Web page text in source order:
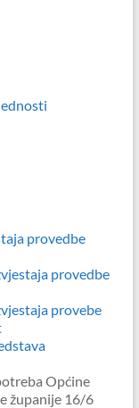
provedbe
provedbe
provebe
Općine
županije 16/6